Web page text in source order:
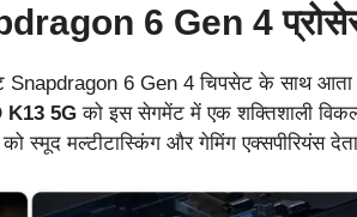
6 Gen 4
Snapdragon 6 Gen 4 चिपसेट के साथ
K13 5G को इस सेगमेंट में एक शक्तिशाली
स्मूद मल्टीटास्किंग और गेमिंग एक्सपीरियंस